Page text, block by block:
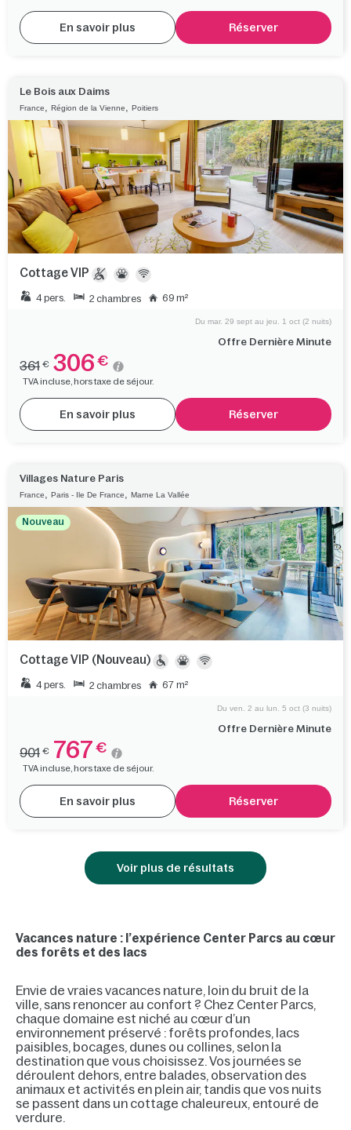
En savoir plus Réserver
Le Bois aux Daims
France Région de la Vienne Poitiers
Cottage VIP
4 pers. 2 chambres 69 m²
Offre Dernière Minute
Du mar. 29 sept au jeu. 1 oct (2 nuits)
361 € 306 €
TVA incluse, hors taxe de séjour.
En savoir plus Réserver
Villages Nature Paris
France Paris - Ile De France Marne La Vallée
Nouveau
Cottage VIP (Nouveau)
4 pers. 2 chambres 67 m²
Offre Dernière Minute
Du ven. 2 au lun. 5 oct (3 nuits)
901 € 767 €
TVA incluse, hors taxe de séjour.
En savoir plus Réserver
Voir plus de résultats
Vacances nature : l’expérience Center Parcs au cœur
des forêts et des lacs
Envie de vraies vacances nature, loin du bruit de la
ville, sans renoncer au confort ? Chez Center Parcs,
chaque domaine est niché au cœur d’un
environnement préservé : forêts profondes, lacs
paisibles, bocages, dunes ou collines, selon la
destination que vous choisissez. Vos journées se
déroulent dehors, entre balades, observation des
animaux et activités en plein air, tandis que vos nuits
se passent dans un cottage chaleureux, entouré de
verdure.